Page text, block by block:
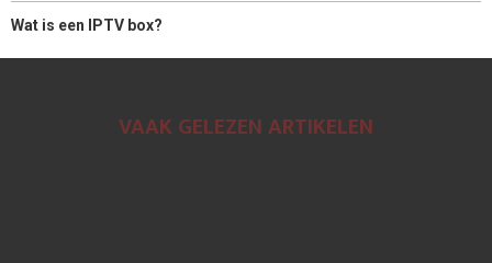
Wat is een IPTV box?
VAAK GELEZEN ARTIKELEN